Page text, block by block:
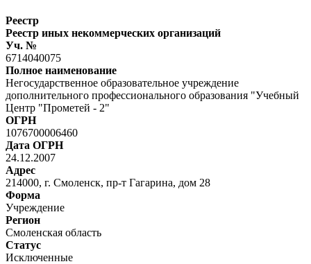
Реестр
Реестр иных некоммерческих организаций
Уч. №
6714040075
Полное наименование
Негосударственное образовательное учреждение
дополнительного профессионального образования "Учебный
Центр "Прометей - 2"
ОГРН
1076700006460
Дата ОГРН
24.12.2007
Адрес
214000, г. Смоленск, пр-т Гагарина, дом 28
Форма
Учреждение
Регион
Смоленская область
Статус
Исключенные